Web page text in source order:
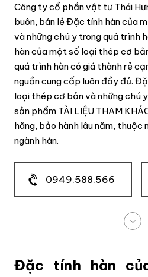
Công ty cổ phần vật tư Thái
buôn, bán lẻ Đặc tính hàn của
và những chú y trong quá trình
hàn của một số loại thép cơ
quá trình hàn có giá thành rẻ
nguồn cung cấp luôn đầy đủ.
loại thép cơ bản và những chú
sản phẩm TÀI LIỆU THAM
hãng, bảo hành lâu năm, thuộc
ngành hàn.
0949.588.566
Đặc tính hàn